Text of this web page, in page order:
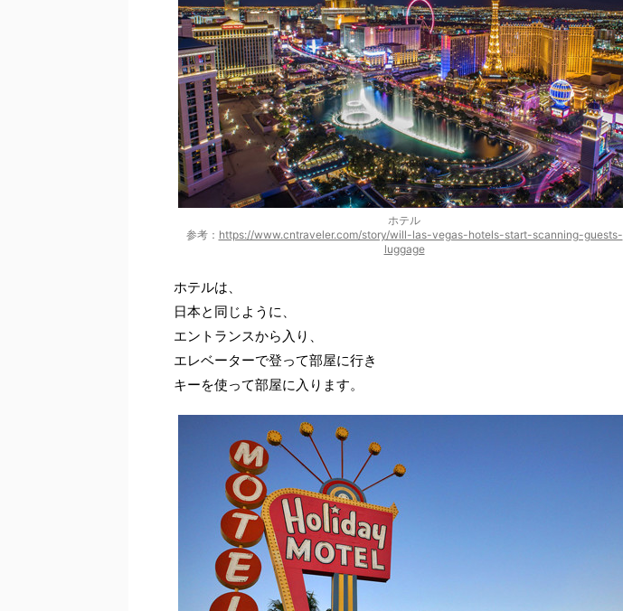
ホテル
参考： https://www.cntraveler.com/story/will-las-vegas-hotels-start-scanning-guests-
luggage
ホテルは、
日本と同じように、
エントランスから入り、
エレベーターで登って部屋に行き
キーを使って部屋に入ります。